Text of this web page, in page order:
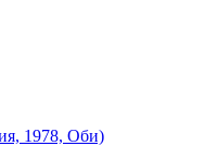
1978, Оби)